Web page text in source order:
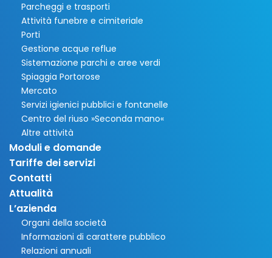
Parcheggi e trasporti
Attività funebre e cimiteriale
Porti
Gestione acque reflue
Sistemazione parchi e aree verdi
Spiaggia Portorose
Mercato
Servizi igienici pubblici e fontanelle
Centro del riuso »Seconda mano«
Altre attività
Moduli e domande
Tariffe dei servizi
Contatti
Attualità
L’azienda
Organi della società
Informazioni di carattere pubblico
Relazioni annuali